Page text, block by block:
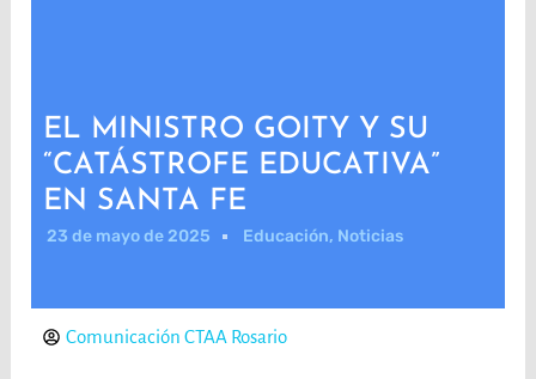
EL MINISTRO GOITY Y SU
“CATÁSTROFE EDUCATIVA”
EN SANTA FE
23 de mayo de 2025 Educación, Noticias
Comunicación CTAA Rosario